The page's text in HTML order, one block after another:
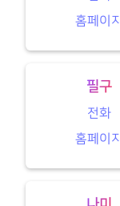
홈페이지
필구
전화
홈페이지